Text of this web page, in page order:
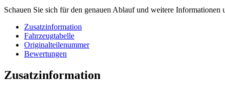
Schauen Sie sich für den genauen Ablauf und weitere Informationen
Zusatzinformation
Fahrzeugtabelle
Originalteilenummer
Bewertungen
Zusatzinformation